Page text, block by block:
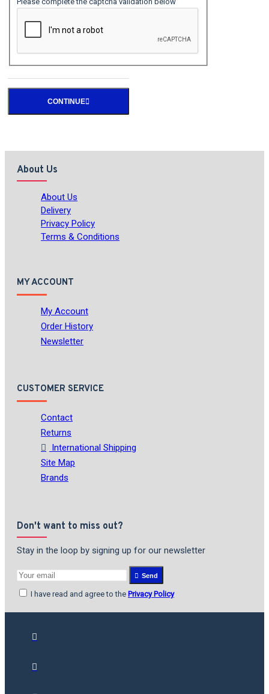
CONTINUE
About Us
About Us
Delivery
Privacy Policy
Terms & Conditions
MY ACCOUNT
My Account
Order History
Newsletter
CUSTOMER SERVICE
Contact
Returns
International Shipping
Site Map
Brands
Don't want to miss out?
Stay in the loop by signing up for our newsletter
Send
I have read and agree to the Privacy Policy